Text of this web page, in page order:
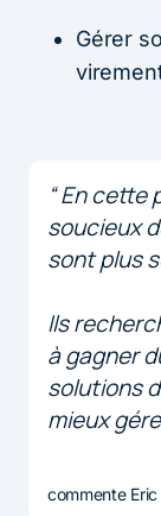
Gérer
“ En cette
soucieux
sont plus
Ils
à gagner
solutions
mieux
commente